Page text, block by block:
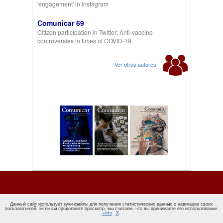
'engagement' in Instagram
Comunicar 69
Citizen participation in Twitter: Anti-vaccine
controversies in times of COVID-19
Ver otros autores
Данный сайт использует куки-файлы для получения статистических данных о навигации своих
пользователей. Если вы продолжите просмотр, мы считаем, что вы принимаете его использование.
+info X